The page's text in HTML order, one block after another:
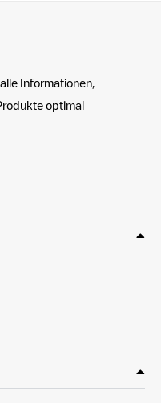
Informationen,
optimal